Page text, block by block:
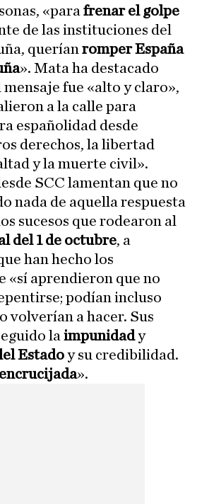
«para frenar el golpe
de las instituciones del
querían romper España
». Mata ha destacado
mensaje fue «alto y claro»,
a la calle para
españolidad desde
derechos, la libertad
y la muerte civil».
SCC lamentan que no
nada de aquella respuesta
sucesos que rodearon al
del 1 de octubre, a
han hecho los
«sí aprendieron que no
podían incluso
volverían a hacer. Sus
la impunidady
Estadoy su credibilidad.
encrucijada».